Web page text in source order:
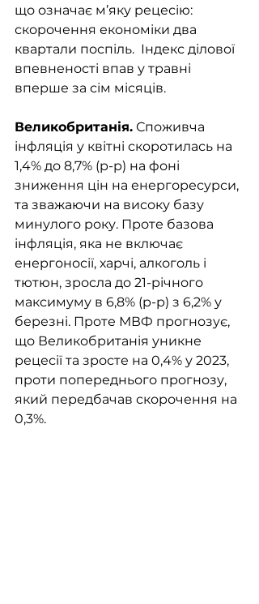
що означає м’яку рецесію:
скорочення економіки два
квартали поспіль.  Індекс ділової
впевненості впав у травні
вперше за сім місяців.
Великобританія. Споживча
інфляція у квітні скоротилась на
1,4% до 8,7% (р-р) на фоні
зниження цін на енергоресурси,
та зважаючи на високу базу
минулого року. Проте базова
інфляція, яка не включає
енергоносії, харчі, алкоголь і
тютюн, зросла до 21-річного
максимуму в 6,8% (р-р) з 6,2% у
березні. Проте МВФ прогнозує,
що Великобританія уникне
рецесії та зросте на 0,4% у 2023,
проти попереднього прогнозу,
який передбачав скорочення на
0,3%.